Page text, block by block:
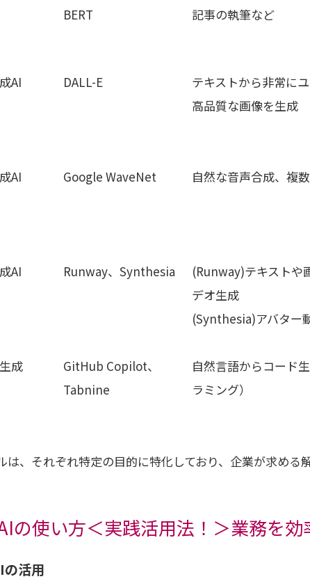
BERT
記事の執筆など
AI DALL-E
テキストから非常に
高品質な画像を生成
AI Google WaveNet 自然な音声合成、複
AI Runway、 Synthesia
(Runway)テキストや
デオ生成
(Synthesia)アバター
成
GitHub Copilot、
Tabnine
自然言語からコード
ラミング）
は、それぞれ特定の目的に特化しており、企業が求める
の使い方＜実践活用法！＞業務を効
の活用